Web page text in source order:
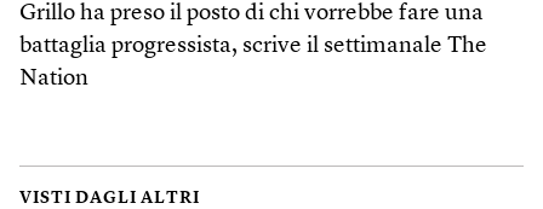
Grillo ha preso il posto di chi vorrebbe fare una
battaglia progressista, scrive il settimanale The
Nation
VISTI DAGLI ALTRI